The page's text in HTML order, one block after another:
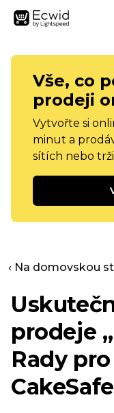
Vše, co
prodeji
Vytvořte si
minut a
sítích nebo
‹ Na domovskou
prodeje
Rady
CakeSafe